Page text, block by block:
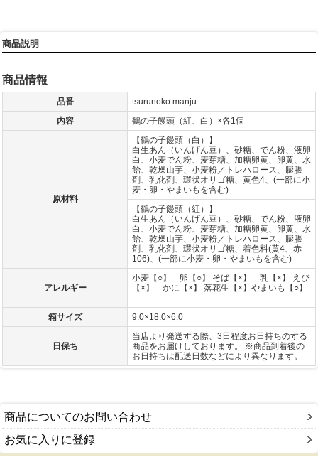
商品説明
商品情報
品番
tsurunoko manju
内容
鶴の子饅頭（紅、白）×各1個
原材料
【鶴の子饅頭（白）】
白生あん（いんげん豆）、砂糖、でん粉、液卵
白、小麦でん粉、麦芽糖、加糖卵黄、卵黄、水
飴、乾燥山芋、小麦粉／トレハロース、膨脹
剤、乳化剤、環状オリゴ糖、黄色4、(一部に小
麦・卵・やまいもを含む)
【鶴の子饅頭（紅）】
白生あん（いんげん豆）、砂糖、でん粉、液卵
白、小麦でん粉、麦芽糖、加糖卵黄、卵黄、水
飴、乾燥山芋、小麦粉／トレハロース、膨脹
剤、乳化剤、環状オリゴ糖、着色料(黄4、赤
106)、(一部に小麦・卵・やまいもを含む)
アレルギー
小麦【○】 卵【○】 そば【×】 乳【×】 えび
【×】 かに【×】 落花生【×】やまいも【○】
箱サイズ 9.0×18.0×6.0
日保ち
当店より発送する際、3日程度お日持ちのする
商品をお届けしております。 ※商品到着後の
お日持ちは配送日数などにより異なります。
商品についてのお問い合わせ
お気に入りに登録